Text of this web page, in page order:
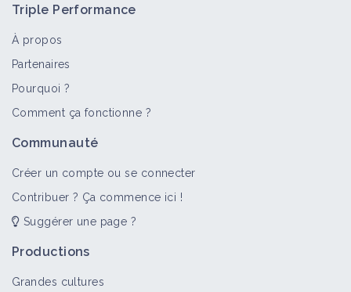
Triple Performance
À propos
Partenaires
Pourquoi ?
Comment ça fonctionne ?
Communauté
Créer un compte ou se connecter
Contribuer ? Ça commence ici !
Suggérer une page ?
Productions
Grandes cultures